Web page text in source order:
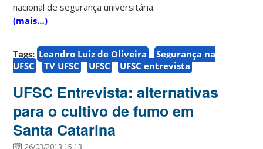
nacional de segurança universitária.
(mais…)
Tags: Leandro Luiz de Oliveira
Segurança na
UFSC
TV UFSC UFSC UFSC entrevista
UFSC Entrevista: alternativas
para o cultivo de fumo em
Santa Catarina
26/03/2013 15:13